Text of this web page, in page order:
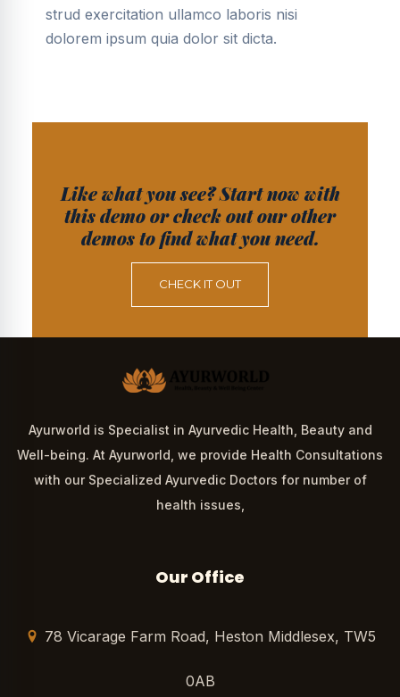
strud exercitation ullamco laboris nisi
dolorem ipsum quia dolor sit dicta.
Like what you see? Start now with
this demo or check out our other
demos to find what you need.
CHECK IT OUT
Ayurworld is Specialist in Ayurvedic Health, Beauty and
Well-being. At Ayurworld, we provide Health Consultations
with our Specialized Ayurvedic Doctors for number of
health issues,
Our Office
78 Vicarage Farm Road, Heston Middlesex, TW5
0AB